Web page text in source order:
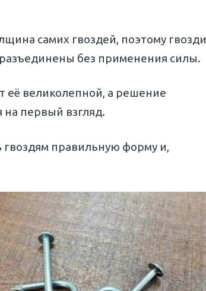
самих гвоздей, поэтому гвозди
без применения силы.
её великолепной, а решение
на первый взгляд.
гвоздям правильную форму и,